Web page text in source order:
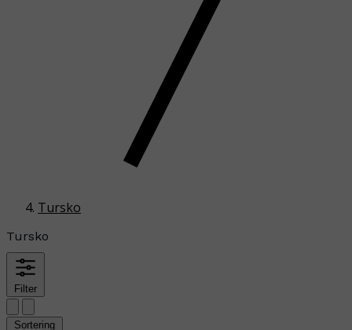
Tursko
Tursko
Filter
Sortering